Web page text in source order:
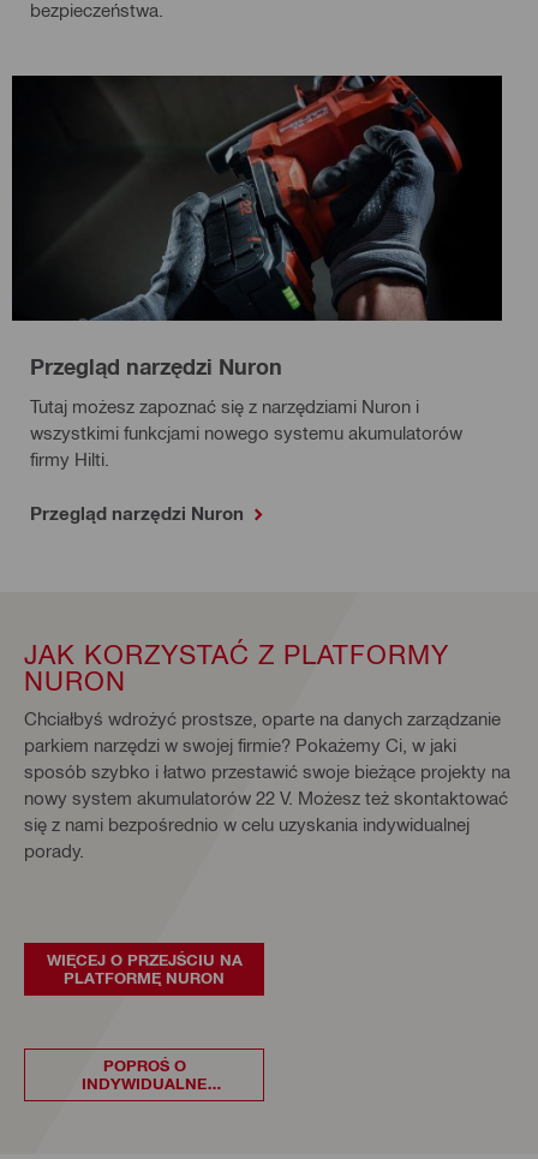
bezpieczeństwa.
Przegląd narzędzi Nuron
Tutaj możesz zapoznać się z narzędziami Nuron i
wszystkimi funkcjami nowego systemu akumulatorów
firmy Hilti.
Przegląd narzędzi Nuron
JAK KORZYSTAĆ Z PLATFORMY
NURON
Chciałbyś wdrożyć prostsze, oparte na danych zarządzanie
parkiem narzędzi w swojej firmie? Pokażemy Ci, w jaki
sposób szybko i łatwo przestawić swoje bieżące projekty na
nowy system akumulatorów 22 V. Możesz też skontaktować
się z nami bezpośrednio w celu uzyskania indywidualnej
porady.
WIĘCEJ O PRZEJŚCIU NA
PLATFORMĘ NURON
POPROŚ O
INDYWIDUALNE
DORADZTWO